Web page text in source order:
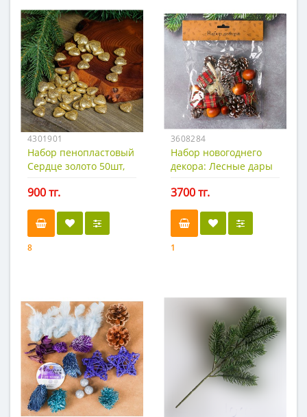
4301901
Набор пенопластовый
Сердце золото 50шт,
900 тг.
8
3608284
Набор новогоднего
декора: Лесные дары
3700 тг.
1